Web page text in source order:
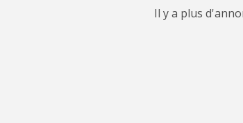
Il y a plus